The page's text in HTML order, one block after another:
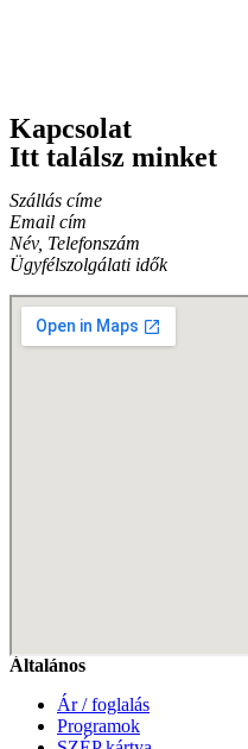
Kapcsolat
Itt találsz minket
Szállás címe
Email cím
Név, Telefonszám
Ügyfélszolgálati idők
Általános
Ár / foglalás
Programok